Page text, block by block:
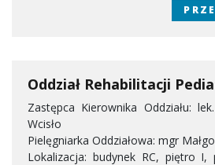
Oddział Rehabilitacji
Zastępca Kierownika Oddziału:
Wcisło
Pielęgniarka Oddziałowa: mgr
Lokalizacja: budynek RC, piętro I,